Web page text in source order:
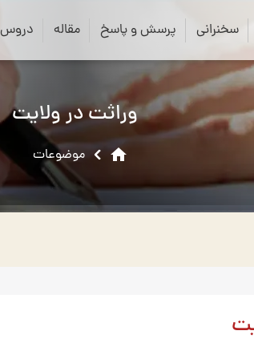
سخنرانی پرسش و پاسخ مقاله دروس search
close
وراثت در ولایت
home موضوعات